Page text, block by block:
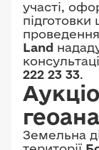
участі,
підготовки
Land
222 23 33.
Земельна